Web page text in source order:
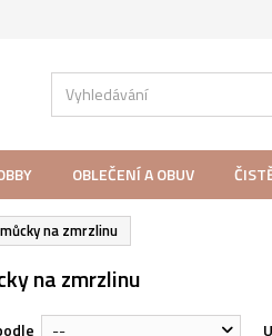
OBLEČENÍ A OBUV
na zmrzlinu
na zmrzlinu
--